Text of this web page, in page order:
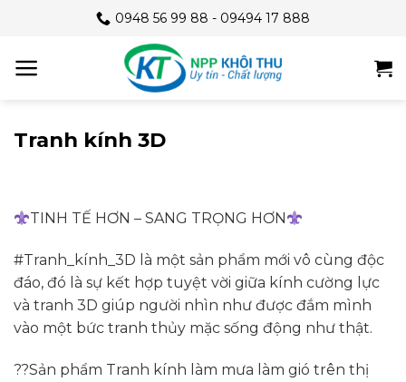
content
0948 56 99 88 - 09494 17 888
Tranh kính 3D
TINH TẾ HƠN – SANG TRỌNG HƠN
#Tranh_kính_3D là một sản phẩm mới vô cùng độc
đáo, đó là sự kết hợp tuyệt vời giữa kính cường lực
và tranh 3D giúp người nhìn như được đắm mình
vào một bức tranh thủy mặc sống động như thật.
??Sản phẩm Tranh kính làm mưa làm gió trên thị